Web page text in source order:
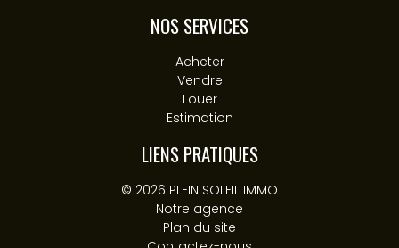
NOS SERVICES
Acheter
Vendre
Louer
Estimation
LIENS PRATIQUES
© 2026 PLEIN SOLEIL IMMO
Notre agence
Plan du site